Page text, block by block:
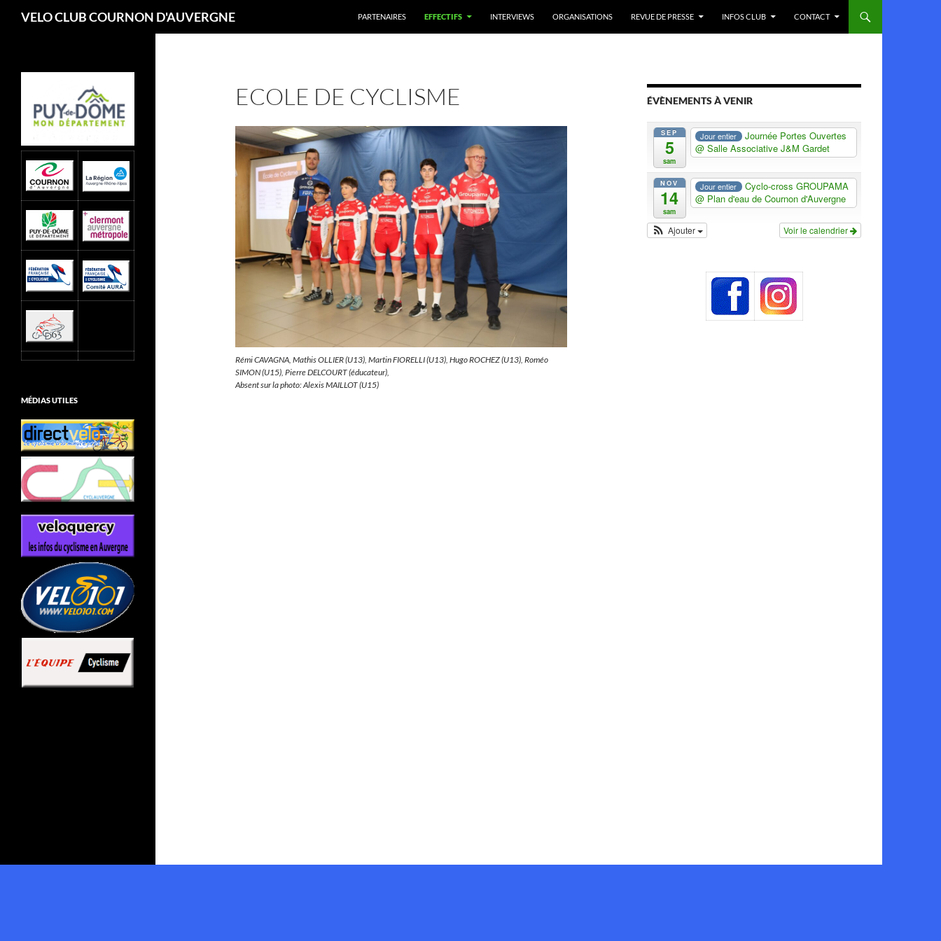
contenu
VELO CLUB COURNON D'AUVERGNE PARTENAIRES EFFECTIFS INTERVIEWS ORGANISATIONS REVUE DE PRESSE INFOS CLUB CONTACT
ECOLE DE CYCLISME
Rémi CAVAGNA, Mathis OLLIER (U13), Martin FIORELLI (U13), Hugo ROCHEZ (U13), Roméo
SIMON (U15), Pierre DELCOURT (éducateur),
Absent sur la photo: Alexis MAILLOT (U15)
ÉVÈNEMENTS À VENIR
SEP
5
sam
Jour entier
Journée Portes Ouvertes
@ Salle Associative J&M Gardet
NOV
14
sam
Jour entier
Cyclo-cross GROUPAMA
@ Plan d'eau de Cournon d'Auvergne
Voir le calendrier
Ajouter
MÉDIAS UTILES